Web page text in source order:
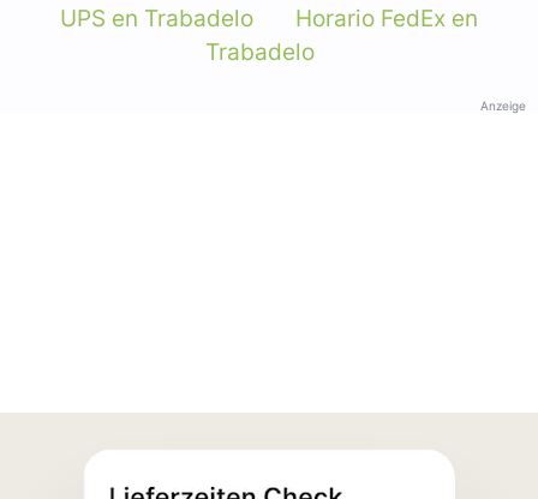
UPS en Trabadelo
Horario FedEx en
Trabadelo
Anzeige